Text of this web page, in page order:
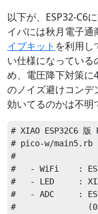
以下が、ESP32-C6
イバには秋月電子通
イブキット を利用し
い仕様になっている
め、電圧降下対策に
のノイズ避けコンデ
効いてるのかは不明
# XIAO ESP32C6 版
# pico-w/main5.rb
#
#   - WiFi    :
#   - LED     : XIAO
#   - ADC     :
#               (0-